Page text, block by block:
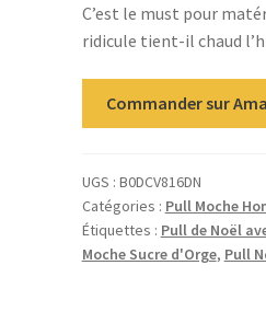
C’est le must pour
ridicule tient-il chaud
Commander sur
UGS : B0DCV816DN
Catégories : Pull Moche
Étiquettes : Pull de Noël
Moche Sucre d'Orge, Pull